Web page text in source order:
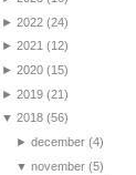
► 2022 (24)
► 2021 (12)
► 2020 (15)
► 2019 (21)
▼ 2018 (56)
► december (4)
▼ november (5)